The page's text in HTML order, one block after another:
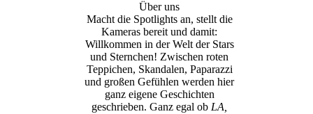
Über uns
Macht die Spotlights an, stellt die
Kameras bereit und damit:
Willkommen in der Welt der Stars
und Sternchen! Zwischen roten
Teppichen, Skandalen, Paparazzi
und großen Gefühlen werden hier
ganz eigene Geschichten
geschrieben. Ganz egal ob LA,